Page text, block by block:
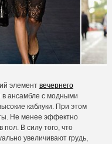
элемент вечернего
в ансамбле с модными
каблуки. При этом
Не менее эффектно
пол. В силу того, что
увеличивают грудь,